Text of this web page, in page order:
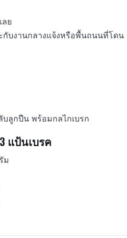
ย
บงานกลางแจ้งหรือพื้นถนนที่โดน
ลูกปืน พร้อมกลไกเบรก
แป้นเบรค
ม